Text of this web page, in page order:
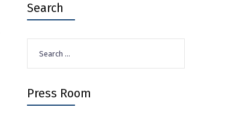
Search
for:
Press Room